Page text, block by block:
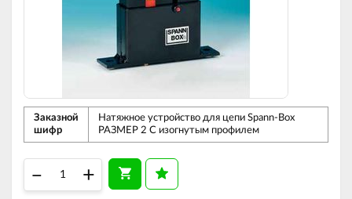
Заказной
шифр
Натяжное устройство для цепи Spann-Box
РАЗМЕР 2 С изогнутым профилем
– +